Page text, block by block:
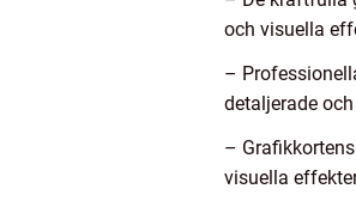
och visuella
–
detaljerade
–
visuella